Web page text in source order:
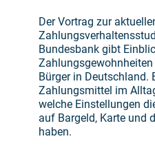
Der Vortrag zur
Bundesbank gibt
Bürger in Deutschland.
Zahlungsmittel im
welche Einstellungen
auf Bargeld, Karte und
haben.